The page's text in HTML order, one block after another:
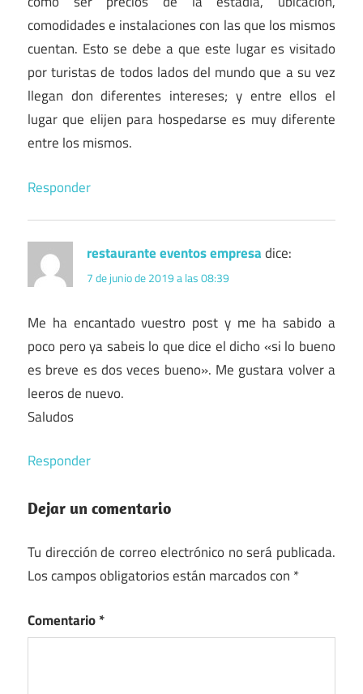
comodidades e instalaciones con las que los mismos
cuentan. Esto se debe a que este lugar es visitado
por turistas de todos lados del mundo que a su vez
llegan don diferentes intereses; y entre ellos el
lugar que elijen para hospedarse es muy diferente
entre los mismos.
Responder
restaurante eventos empresadice:
7 de junio de 2019 a las 08:39
Me ha encantado vuestro post y me ha sabido a
poco pero ya sabeis lo que dice el dicho «si lo bueno
es breve es dos veces bueno». Me gustara volver a
leeros de nuevo.
Saludos
Responder
Dejar un comentario
Tu dirección de correo electrónico no será publicada.
Los campos obligatorios están marcados con *
Comentario*